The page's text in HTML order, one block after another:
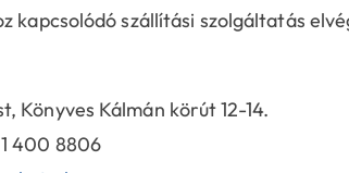
kapcsolódó szállítási szolgáltatás
Könyves Kálmán körút 12-14.
400 8806